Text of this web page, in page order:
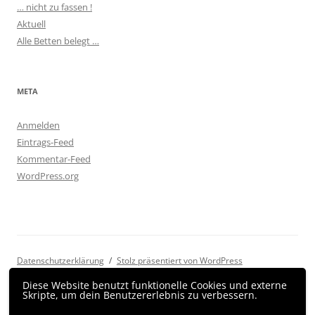
Diese Website benutzt funktionelle Cookies und externe
Skripte, um dein Benutzererlebnis zu verbessern.
… nicht zu fassen !
Aktuell
Alle Betten belegt …
META
Anmelden
Eintrags-Feed
Kommentar-Feed
WordPress.org
Datenschutzerklärung Stolz präsentiert von WordPress